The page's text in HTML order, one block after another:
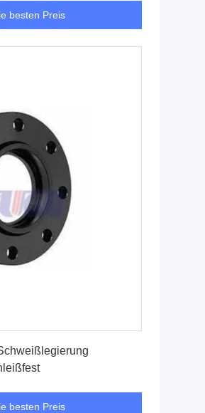
besten Preis
besten Preis